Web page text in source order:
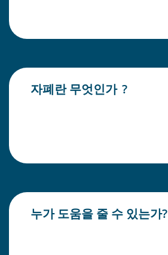
자폐란 무엇인가 ?
누가 도움을 줄 수 있는가?